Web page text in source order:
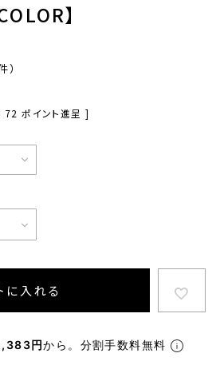
】
）
72 ポイント進呈 ]
に入れる
円から。分割手数料無料